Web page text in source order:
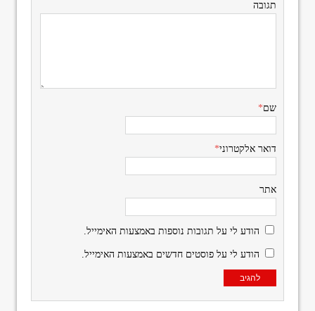
תגובה
שם*
דואר אלקטרוני*
אתר
הודע לי על תגובות נוספות באמצעות האימייל.
הודע לי על פוסטים חדשים באמצעות האימייל.